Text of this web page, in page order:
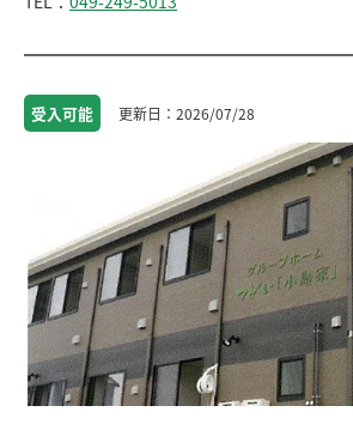
受入可能 2026/07/28